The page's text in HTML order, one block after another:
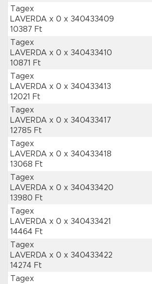
Tagex
LAVERDA x 0 x 340433409
10387 Ft
Tagex
LAVERDA x 0 x 340433410
10871 Ft
Tagex
LAVERDA x 0 x 340433413
12021 Ft
Tagex
LAVERDA x 0 x 340433417
12785 Ft
Tagex
LAVERDA x 0 x 340433418
13068 Ft
Tagex
LAVERDA x 0 x 340433420
13980 Ft
Tagex
LAVERDA x 0 x 340433421
14464 Ft
Tagex
LAVERDA x 0 x 340433422
14274 Ft
Tagex